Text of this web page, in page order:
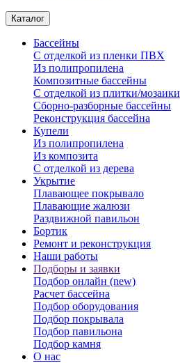
Каталог
Бассейны
С отделкой из пленки ПВХ
Из полипропилена
Композитные бассейны
С отделкой из плитки/мозаики
Сборно-разборные бассейны
Реконструкция бассейна
Купели
Из полипропилена
Из композита
С отделкой из дерева
Укрытие
Плавающее покрывало
Плавающие жалюзи
Раздвижной павильон
Бортик
Ремонт и реконструкция
Наши работы
Подборы и заявки
Подбор онлайн (new)
Расчет бассейна
Подбор оборудования
Подбор покрывала
Подбор павильона
Подбор камня
О нас